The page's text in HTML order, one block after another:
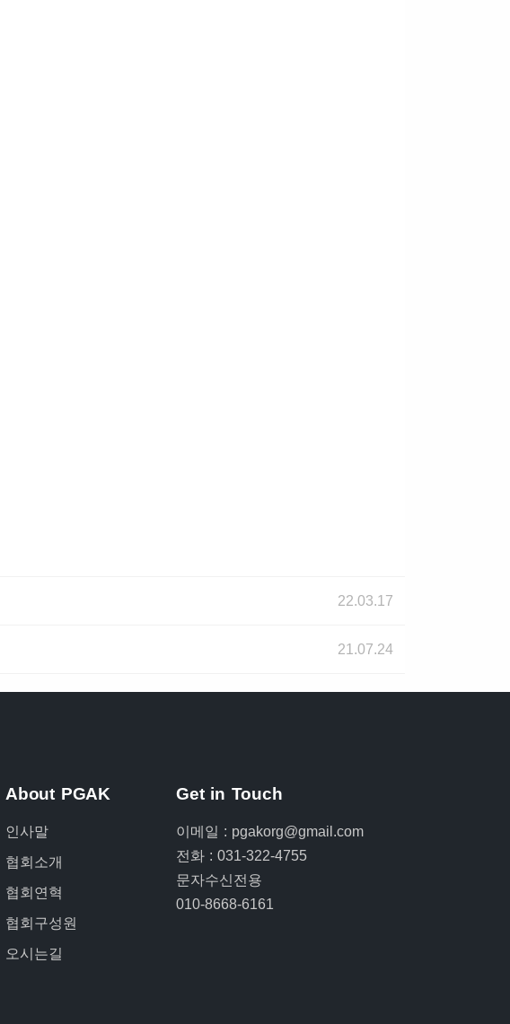
22.03.17
21.07.24
About PGAK
인사말
협회소개
협회연혁
협회구성원
오시는길
Get in Touch
이메일 : pgakorg@gmail.com
전화 : 031-322-4755
문자수신전용
010-8668-6161